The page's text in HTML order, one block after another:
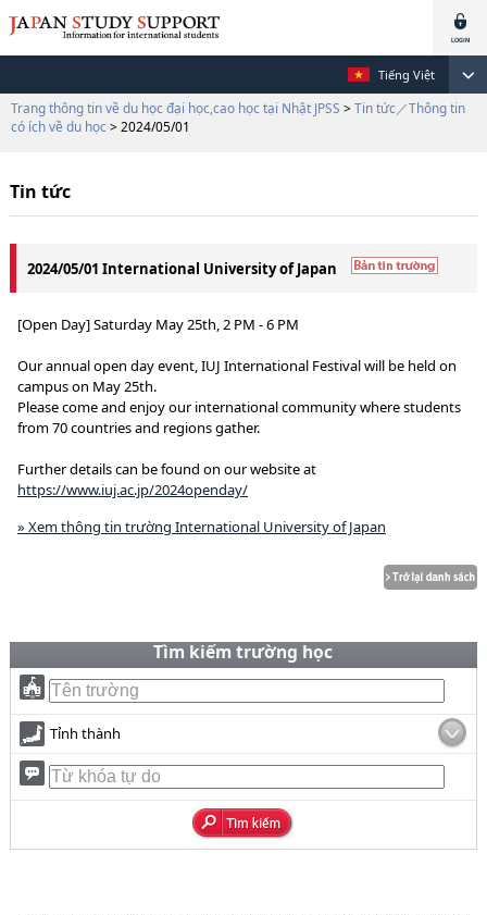
Tiếng Việt
Trang thông tin về du học đại học,cao học tại Nhật JPSS > Tin tức／Thông tin
có ích về du học > 2024/05/01
Tin tức
2024/05/01 International University of Japan
[Open Day] Saturday May 25th, 2 PM - 6 PM
Our annual open day event, IUJ International Festival will be held on
campus on May 25th.
Please come and enjoy our international community where students
from 70 countries and regions gather.
Further details can be found on our website at
https://www.iuj.ac.jp/2024openday/
» Xem thông tin trường International University of Japan
Tìm kiếm trường học
Tỉnh thành